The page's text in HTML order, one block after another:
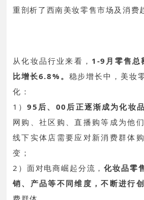
重剖析了西南美妆零售市场及消费
从化妆品行业来看， 1-9月零售总
比增长6.8%。 稳步增长中，美妆
化：
1）95后、00后正逐渐成为化妆
网购、社区购、直播购等成为他
线下实体店需要应对新消费群体
变；
2）面对电商崛起分流，化妆品零
销、产品等不同维度，不断进行